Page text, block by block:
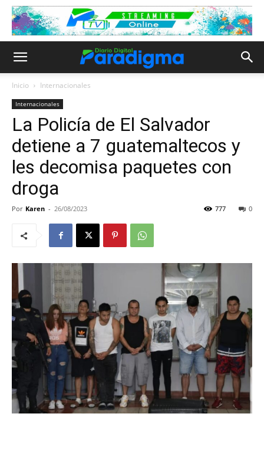
Inicio Internacionales
Internacionales
La Policía de El Salvador
detiene a 7 guatemaltecos y
les decomisa paquetes con
droga
Por Karen - 26/08/2023 0
777